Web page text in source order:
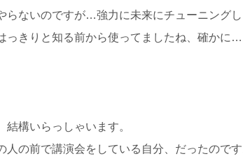
ないのですが…強力に未来にチューニングし
きりと知る前から使ってましたね、確かに…
構いらっしゃいます。
の前で講演会をしている自分、だったのです